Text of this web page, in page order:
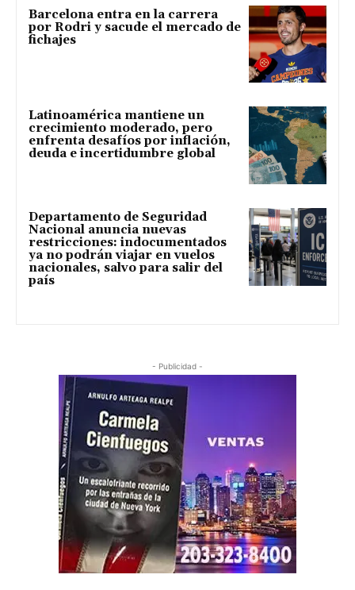
Barcelona entra en la carrera
por Rodri y sacude el mercado de
fichajes
Latinoamérica mantiene un
crecimiento moderado, pero
enfrenta desafíos por inflación,
deuda e incertidumbre global
Departamento de Seguridad
Nacional anuncia nuevas
restricciones: indocumentados
ya no podrán viajar en vuelos
nacionales, salvo para salir del
país
- Publicidad -